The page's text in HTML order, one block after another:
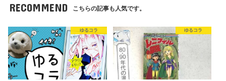
RECOMMEND こちらの記事も人気です。
ゆるコラ ゆるコラ